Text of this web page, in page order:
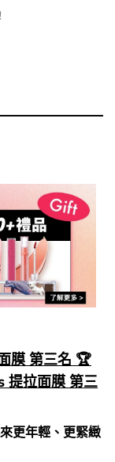
膜 第三名 🏆
拉面膜 第三
更年輕、更緊緻